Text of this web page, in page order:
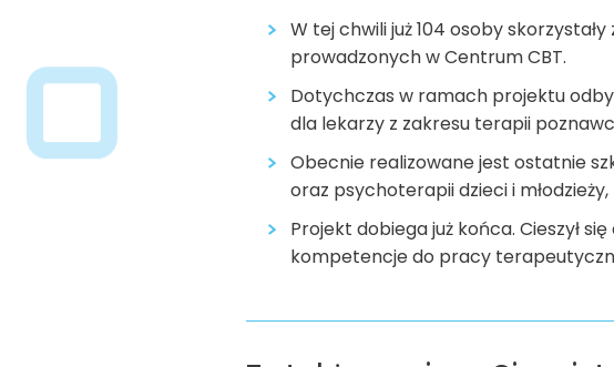
W tej chwili już 104 osoby
prowadzonych w Centrum CBT.
Dotychczas w ramach projektu
dla lekarzy z zakresu terapii
Obecnie realizowane jest ostatnie
oraz psychoterapii dzieci i
Projekt dobiega już końca. Cieszył
kompetencje do pracy